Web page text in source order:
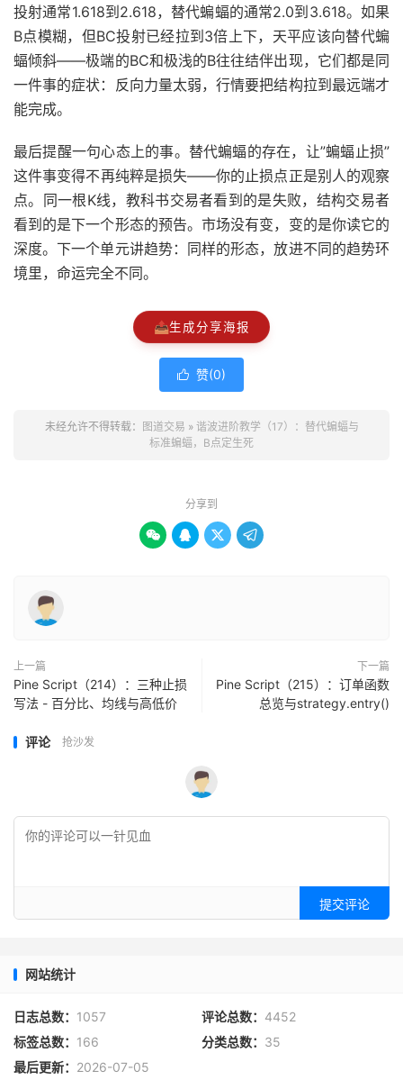
投射通常1.618到2.618，替代蝙蝠的通常2.0到3.618。如果
B点模糊，但BC投射已经拉到3倍上下，天平应该向替代蝙
蝠倾斜——极端的BC和极浅的B往往结伴出现，它们都是同
一件事的症状：反向力量太弱，行情要把结构拉到最远端才
能完成。
最后提醒一句心态上的事。替代蝙蝠的存在，让”蝙蝠止损”
这件事变得不再纯粹是损失——你的止损点正是别人的观察
点。同一根K线，教科书交易者看到的是失败，结构交易者
看到的是下一个形态的预告。市场没有变，变的是你读它的
深度。下一个单元讲趋势：同样的形态，放进不同的趋势环
境里，命运完全不同。
📤生成分享海报
 赞(0)
未经允许不得转载： 图道交易 » 谐波进阶教学（17）：替代蝙蝠与
标准蝙蝠，B点定生死
分享到
   
上一篇
Pine Script（214）：三种止损
写法 - 百分比、均线与高低价
下一篇
Pine Script（215）：订单函数
总览与strategy.entry()
评论 抢沙发
提交评论
网站统计
日志总数： 1057 评论总数： 4452
标签总数： 166 分类总数： 35
最后更新： 2026-07-05